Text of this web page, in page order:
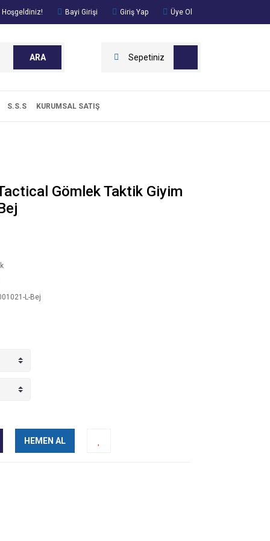
Hoşgeldiniz! Bayi Girişi Giriş Yap Üye Ol
ARA Sepetiniz
S.S.S KURUMSAL SATIŞ
Gömlek Taktik Giyim
L-Bej
HEMEN AL